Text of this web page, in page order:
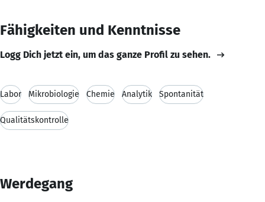
Fähigkeiten und Kenntnisse
Logg Dich jetzt ein, um das ganze Profil zu sehen.
Labor Mikrobiologie Chemie Analytik Spontanität
Qualitätskontrolle
Werdegang